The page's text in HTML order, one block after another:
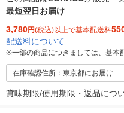
最短翌日お届け
3,780円(税込)以上で基本配送料
配送料について
※一部の商品につきましては、基本
在庫確認住所：東京都にお届け
賞味期限/使用期限・返品につ